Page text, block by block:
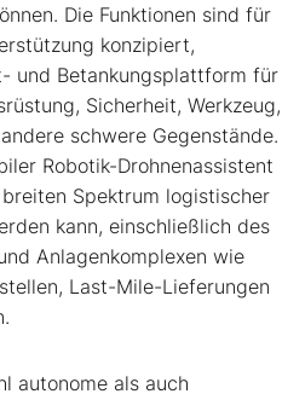
Die Funktionen sind für
konzipiert,
und Betankungsplattform für
Sicherheit, Werkzeug,
schwere Gegenstände.
Robotik-Drohnenassistent
Spektrum logistischer
kann, einschließlich des
Anlagenkomplexen wie
Last-Mile-Lieferungen
autonome als auch